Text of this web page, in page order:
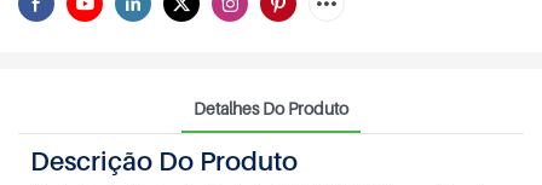
Detalhes Do Produto
Descrição Do Produto